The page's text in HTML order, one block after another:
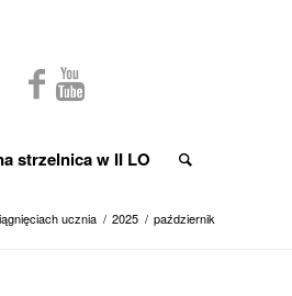
strzelnica w II LO
ucznia / 2025 / październik